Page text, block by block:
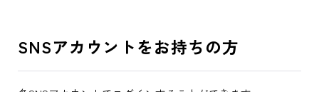
SNSアカウントをお持ちの方